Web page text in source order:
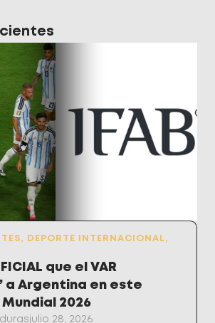
, DEPORTE INTERNACIONAL,
que el VAR
a Argentina en este
2026
julio 28, 2026